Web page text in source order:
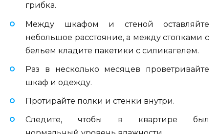
грибка.
Между шкафом и стеной оставляйте
небольшое расстояние, а между стопками с
бельем кладите пакетики с силикагелем.
Раз в несколько месяцев проветривайте
шкаф и одежду.
Протирайте полки и стенки внутри.
Следите, чтобы в квартире был